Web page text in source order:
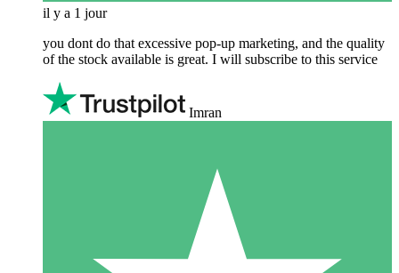
il y a 1 jour
you dont do that excessive pop-up marketing, and the quality
of the stock available is great. I will subscribe to this service
Imran